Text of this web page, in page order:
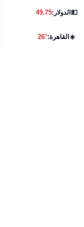
💵الدولار:49.75
☀️القاهرة:26°